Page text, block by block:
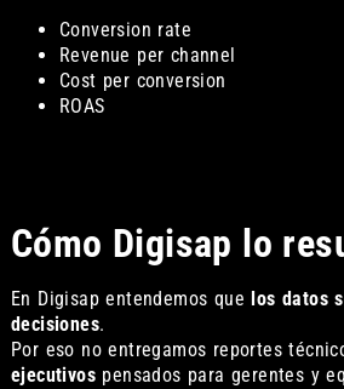
Conversion rate
Revenue per channel
Cost per conversion
ROAS
Cómo Digisap lo
En Digisap entendemos que los datos
decisiones.
Por eso no entregamos reportes
ejecutivospensados para gerentes y